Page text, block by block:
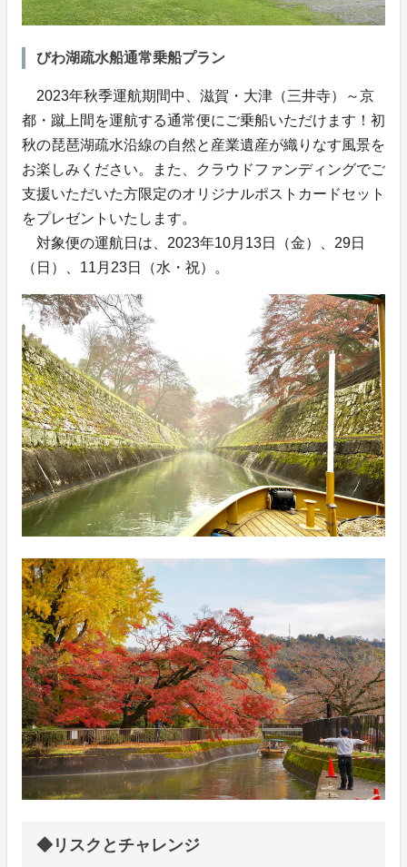
びわ湖疏水船通常乗船プラン
2023年秋季運航期間中、滋賀・大津（三井寺）～京
都・蹴上間を運航する通常便にご乗船いただけます！初
秋の琵琶湖疏水沿線の自然と産業遺産が織りなす風景を
お楽しみください。また、クラウドファンディングでご
支援いただいた方限定のオリジナルポストカードセット
をプレゼントいたします。
対象便の運航日は、2023年10月13日（金）、29日
（日）、11月23日（水・祝）。
◆リスクとチャレンジ